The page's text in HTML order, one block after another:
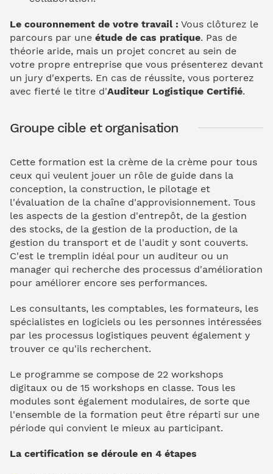
Le couronnement de votre travail : Vous clôturez le
parcours par une étude de cas pratique. Pas de
théorie aride, mais un projet concret au sein de
votre propre entreprise que vous présenterez devant
un jury d'experts. En cas de réussite, vous porterez
avec fierté le titre d'Auditeur Logistique Certifié.
Groupe cible et organisation
Cette formation est la crème de la crème pour tous
ceux qui veulent jouer un rôle de guide dans la
conception, la construction, le pilotage et
l'évaluation de la chaîne d'approvisionnement. Tous
les aspects de la gestion d'entrepôt, de la gestion
des stocks, de la gestion de la production, de la
gestion du transport et de l'audit y sont couverts.
C'est le tremplin idéal pour un auditeur ou un
manager qui recherche des processus d'amélioration
pour améliorer encore ses performances.
Les consultants, les comptables, les formateurs, les
spécialistes en logiciels ou les personnes intéressées
par les processus logistiques peuvent également y
trouver ce qu'ils recherchent.
Le programme se compose de 22 workshops
digitaux ou de 15 workshops en classe. Tous les
modules sont également modulaires, de sorte que
l'ensemble de la formation peut être réparti sur une
période qui convient le mieux au participant.
La certification se déroule en 4 étapes